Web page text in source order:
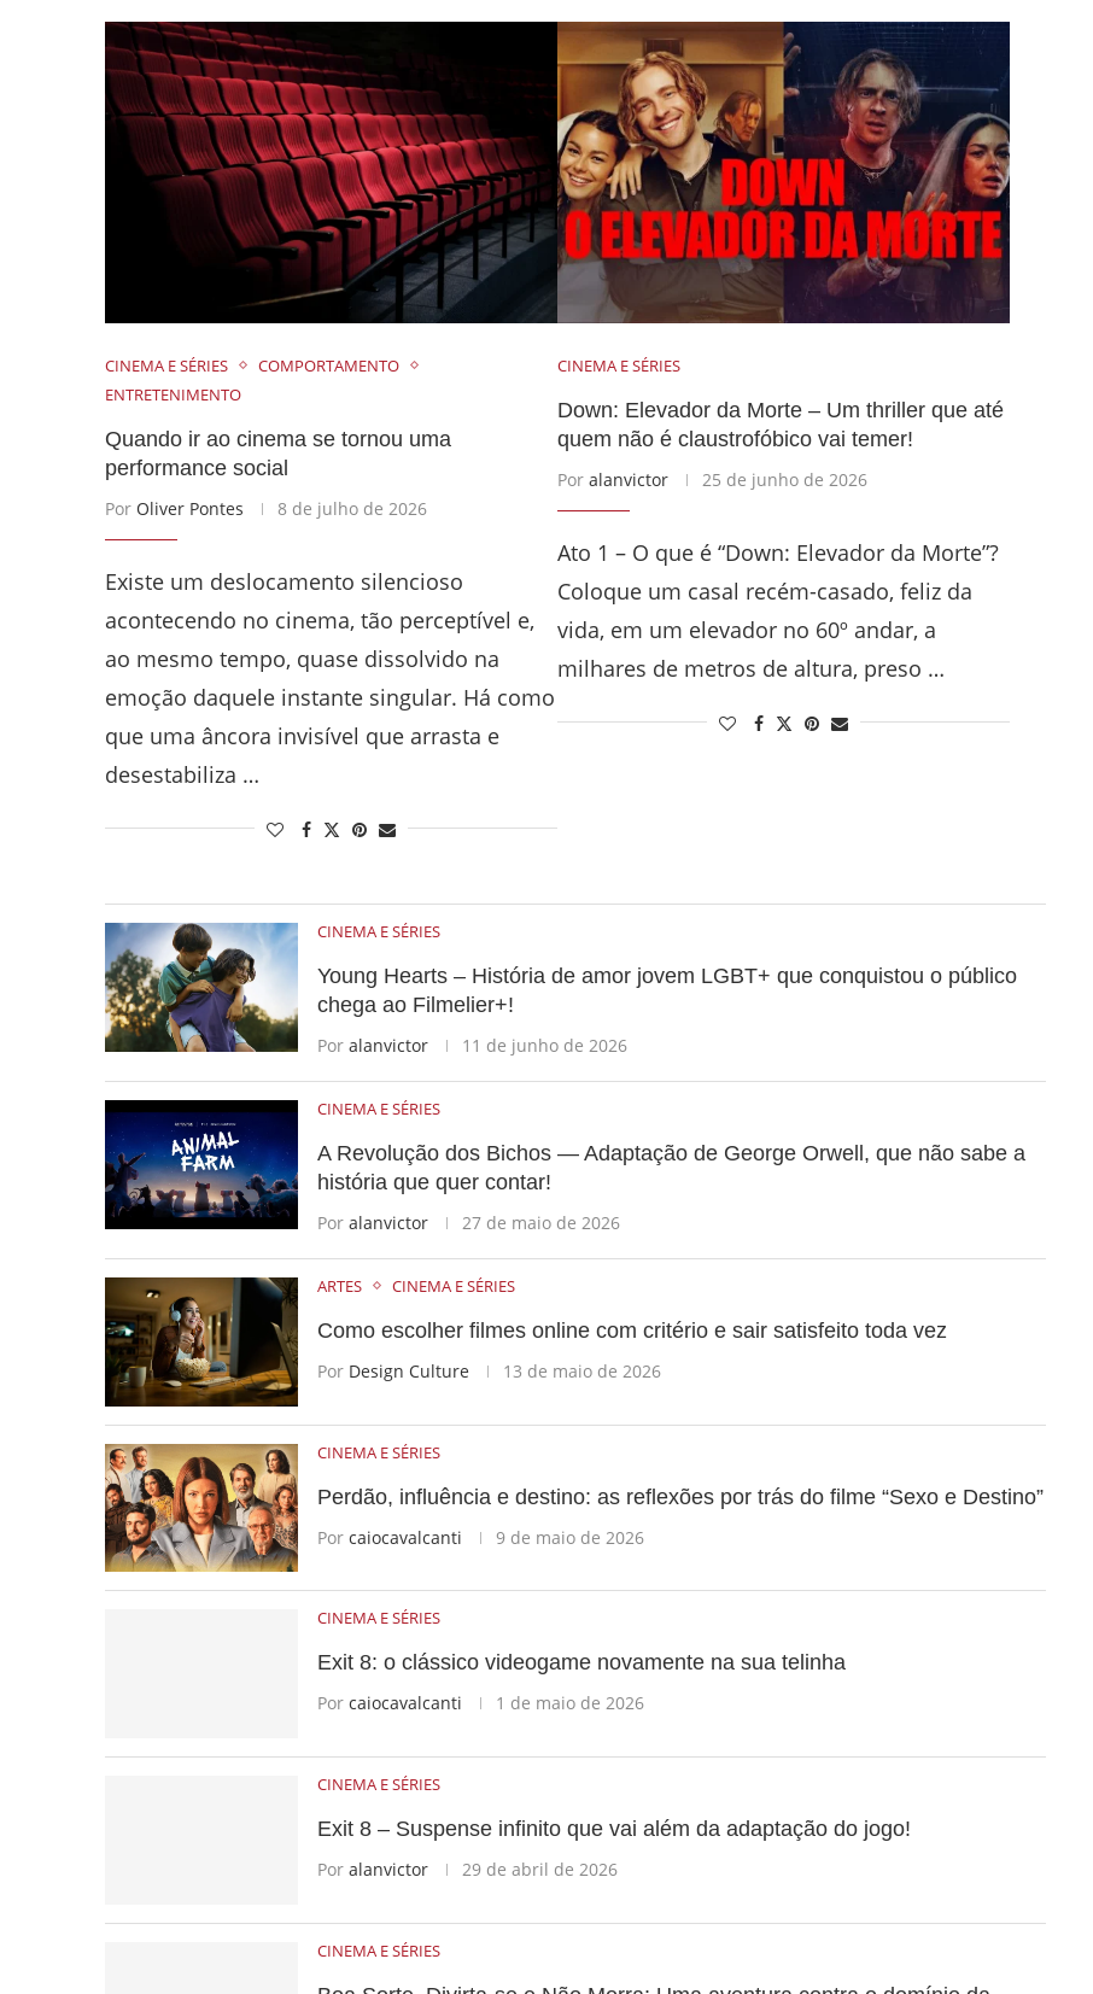
CINEMA E SÉRIES
COMPORTAMENTO
ENTRETENIMENTO
Quando ir ao cinema se tornou uma
performance social
Por Oliver Pontes 8 de julho de 2026
Existe um deslocamento silencioso
acontecendo no cinema, tão perceptível e,
ao mesmo tempo, quase dissolvido na
emoção daquele instante singular. Há como
que uma âncora invisível que arrasta e
desestabiliza …
CINEMA E SÉRIES
Down: Elevador da Morte – Um thriller que até
quem não é claustrofóbico vai temer!
Por alanvictor 25 de junho de 2026
Ato 1 – O que é “Down: Elevador da Morte”?
Coloque um casal recém-casado, feliz da
vida, em um elevador no 60º andar, a
milhares de metros de altura, preso …
CINEMA E SÉRIES
Young Hearts – História de amor jovem LGBT+ que conquistou o público
chega ao Filmelier+!
Por alanvictor 11 de junho de 2026
CINEMA E SÉRIES
A Revolução dos Bichos — Adaptação de George Orwell, que não sabe a
história que quer contar!
Por alanvictor 27 de maio de 2026
ARTES CINEMA E SÉRIES
Como escolher filmes online com critério e sair satisfeito toda vez
Por Design Culture 13 de maio de 2026
CINEMA E SÉRIES
Perdão, influência e destino: as reflexões por trás do filme “Sexo e Destino”
Por caiocavalcanti 9 de maio de 2026
CINEMA E SÉRIES
Exit 8: o clássico videogame novamente na sua telinha
Por caiocavalcanti 1 de maio de 2026
CINEMA E SÉRIES
Exit 8 – Suspense infinito que vai além da adaptação do jogo!
Por alanvictor 29 de abril de 2026
CINEMA E SÉRIES